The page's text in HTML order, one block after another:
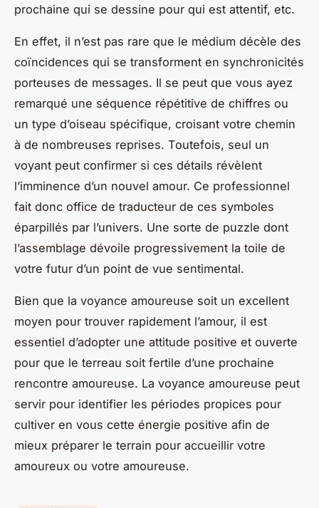
prochaine qui se dessine pour qui est attentif, etc.
En effet, il n’est pas rare que le médium décèle des
coïncidences qui se transforment en synchronicités
porteuses de messages. Il se peut que vous ayez
remarqué une séquence répétitive de chiffres ou
un type d’oiseau spécifique, croisant votre chemin
à de nombreuses reprises. Toutefois, seul un
voyant peut confirmer si ces détails révèlent
l’imminence d’un nouvel amour. Ce professionnel
fait donc office de traducteur de ces symboles
éparpillés par l’univers. Une sorte de puzzle dont
l’assemblage dévoile progressivement la toile de
votre futur d’un point de vue sentimental.
Bien que la voyance amoureuse soit un excellent
moyen pour trouver rapidement l’amour, il est
essentiel d’adopter une attitude positive et ouverte
pour que le terreau soit fertile d’une prochaine
rencontre amoureuse. La voyance amoureuse peut
servir pour identifier les périodes propices pour
cultiver en vous cette énergie positive afin de
mieux préparer le terrain pour accueillir votre
amoureux ou votre amoureuse.